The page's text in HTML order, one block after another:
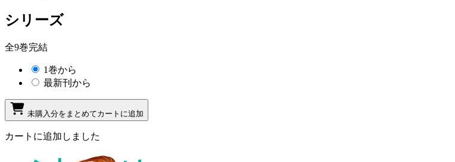
シリーズ
全9巻完結
1巻から
最新刊から
未購入分をまとめてカートに追加
カートに追加しました